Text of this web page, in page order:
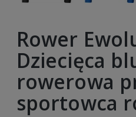
Rower
Dziecięca
rowerowa
sportowca